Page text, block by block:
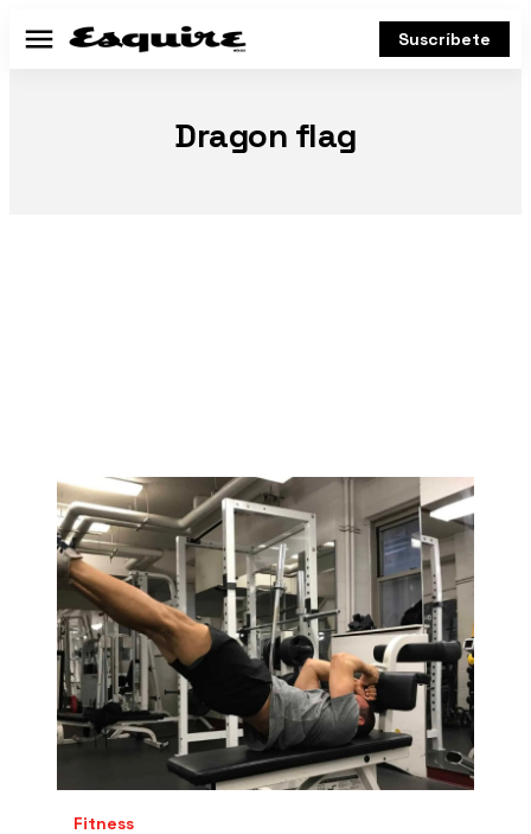
Menú Suscríbete
Dragon flag
Fitness